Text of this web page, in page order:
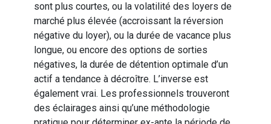
sont plus courtes, ou la volatilité des loyers de
marché plus élevée (accroissant la réversion
négative du loyer), ou la durée de vacance plus
longue, ou encore des options de sorties
négatives, la durée de détention optimale d’un
actif a tendance à décroître. L’inverse est
également vrai. Les professionnels trouveront
des éclairages ainsi qu’une méthodologie